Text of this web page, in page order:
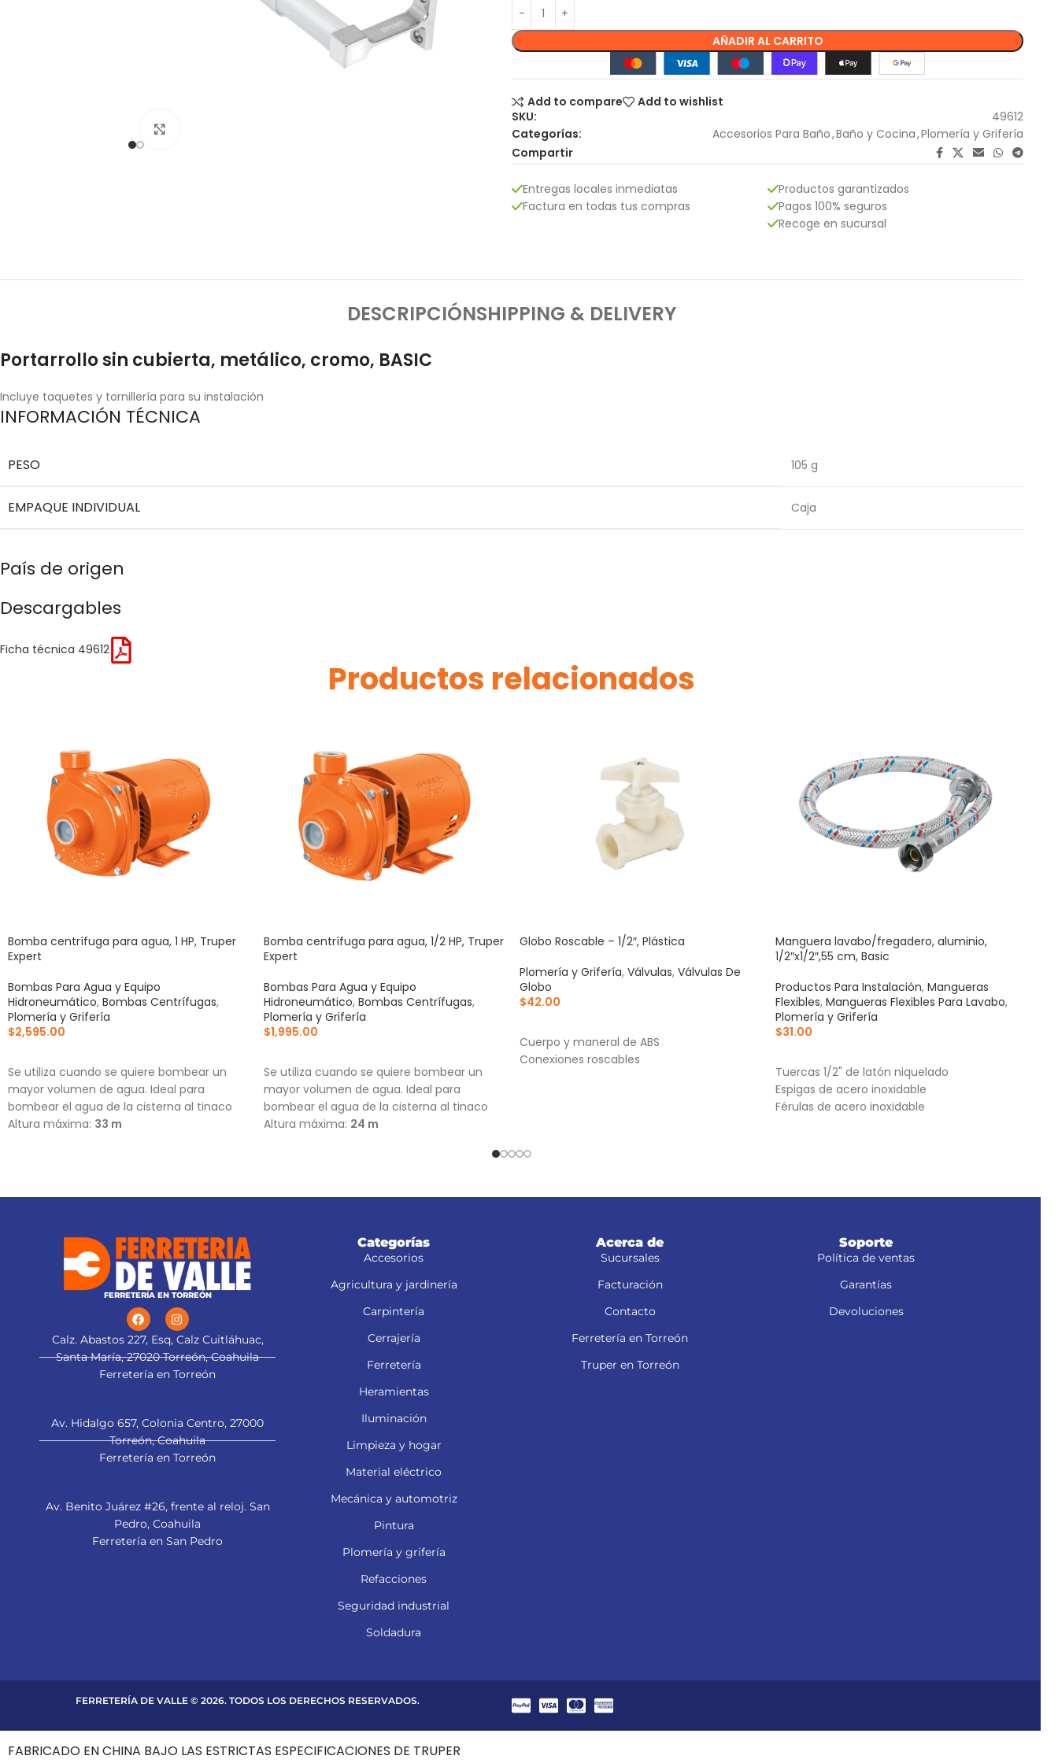
AÑADIR AL CARRITO
Add to compare
Add to wishlist
SKU:
49612
Categorías:
Accesorios Para Baño,Baño y Cocina,Plomería y Grifería
Compartir
Entregas locales inmediatas
Factura en todas tus compras
Productos garantizados
Pagos 100% seguros
Recoge en sucursal
DESCRIPCIÓNSHIPPING & DELIVERY
Portarrollo sin cubierta, metálico, cromo, BASIC
Incluye taquetes y tornillería para su instalación
INFORMACIÓN TÉCNICA
PESO 105 g
EMPAQUE INDIVIDUAL Caja
País de origen
Descargables
Ficha técnica 49612
Productos relacionados
Bomba centrífuga para agua, 1 HP, Truper
Expert
Bombas Para Agua y Equipo
Hidroneumático, Bombas Centrífugas,
Plomería y Grifería
$2,595.00
Se utiliza cuando se quiere bombear un
mayor volumen de agua. Ideal para
bombear el agua de la cisterna al tinaco
Altura máxima: 33 m
Bomba centrífuga para agua, 1/2 HP, Truper
Expert
Bombas Para Agua y Equipo
Hidroneumático, Bombas Centrífugas,
Plomería y Grifería
$1,995.00
Se utiliza cuando se quiere bombear un
mayor volumen de agua. Ideal para
bombear el agua de la cisterna al tinaco
Altura máxima: 24 m
Globo Roscable – 1/2″, Plástica
Plomería y Grifería, Válvulas, Válvulas De
Globo
$42.00
Cuerpo y maneral de ABS
Conexiones roscables
Manguera lavabo/fregadero, aluminio,
1/2″x1/2″,55 cm, Basic
Productos Para Instalación, Mangueras
Flexibles, Mangueras Flexibles Para Lavabo,
Plomería y Grifería
$31.00
Tuercas 1/2" de latón niquelado
Espigas de acero inoxidable
Férulas de acero inoxidable
FERRETERÍA EN TORREÓN
Calz. Abastos 227, Esq, Calz Cuitláhuac,
Santa María, 27020 Torreón, Coahuila
Ferretería en Torreón
Av. Hidalgo 657, Colonia Centro, 27000
Torreón, Coahuila
Ferretería en Torreón
Av. Benito Juárez #26, frente al reloj. San
Pedro, Coahuila
Ferretería en San Pedro
Categorías
Accesorios
Agricultura y jardinería
Carpintería
Cerrajería
Ferretería
Heramientas
Iluminación
Limpieza y hogar
Material eléctrico
Mecánica y automotriz
Pintura
Plomería y grifería
Refacciones
Seguridad industrial
Soldadura
Acerca de
Sucursales
Facturación
Contacto
Ferretería en Torreón
Truper en Torreón
Soporte
Política de ventas
Garantías
Devoluciones
FERRETERÍA DE VALLE © 2026. TODOS LOS DERECHOS RESERVADOS.
FABRICADO EN CHINA BAJO LAS ESTRICTAS ESPECIFICACIONES DE TRUPER